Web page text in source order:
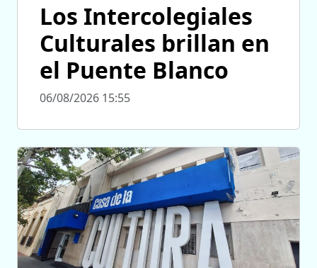
Los Intercolegiales
Culturales brillan en
el Puente Blanco
06/08/2026 15:55